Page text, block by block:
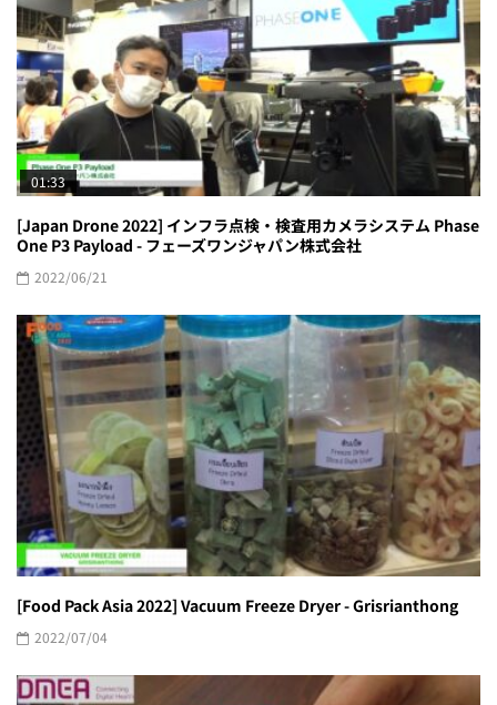
01:33
[Japan Drone 2022] インフラ点検・検査用カメラシステム Phase
One P3 Payload - フェーズワンジャパン株式会社
2022/06/21
[Food Pack Asia 2022] Vacuum Freeze Dryer - Grisrianthong
2022/07/04